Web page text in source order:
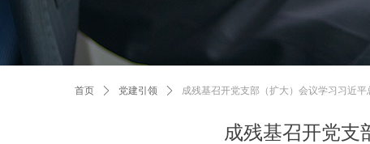
成残基召开党支
首页 ꄲ 党建引领 ꄲ 成残基召开党支部（扩大）会议学习习近